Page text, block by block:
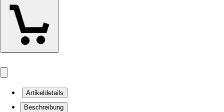
Artikeldetails
Beschreibung